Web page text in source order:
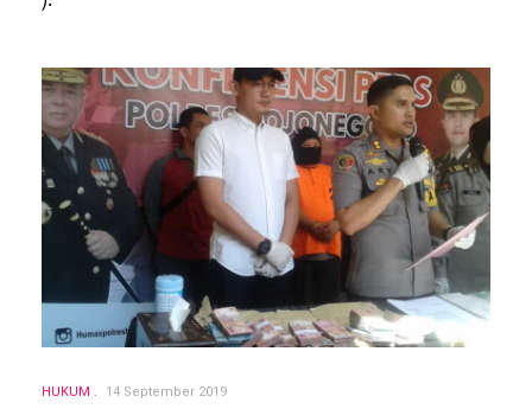
HUKUM 14 September 2019